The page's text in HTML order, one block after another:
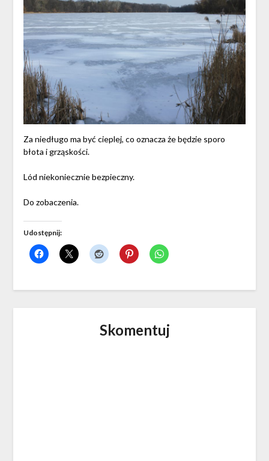
Za niedługo ma być cieplej, co oznacza że będzie sporo
błota i grząskości.
Lód niekoniecznie bezpieczny.
Do zobaczenia.
Udostępnij:
Skomentuj